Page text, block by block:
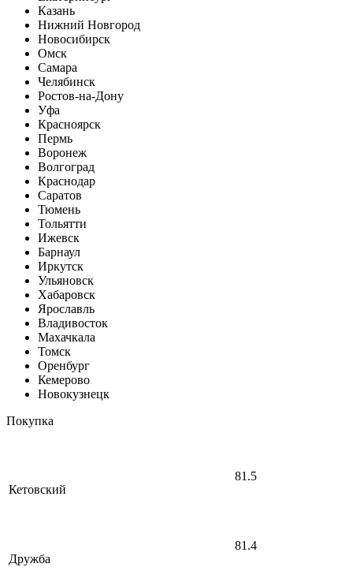
Казань
Нижний Новгород
Новосибирск
Омск
Самара
Челябинск
Ростов-на-Дону
Уфа
Красноярск
Пермь
Воронеж
Волгоград
Краснодар
Саратов
Тюмень
Тольятти
Ижевск
Барнаул
Иркутск
Ульяновск
Хабаровск
Ярославль
Владивосток
Махачкала
Томск
Оренбург
Кемерово
Новокузнецк
Покупка
Кетовский
81.5
Дружба
81.4